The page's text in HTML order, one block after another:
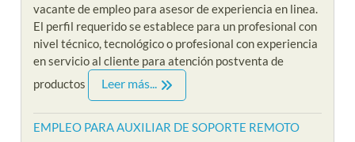
vacante de empleo para asesor de experiencia en linea.
El perfil requerido se establece para un profesional con
nivel técnico, tecnológico o profesional con experiencia
en servicio al cliente para atención postventa de
productos
Leer más...
EMPLEO PARA AUXILIAR DE SOPORTE REMOTO